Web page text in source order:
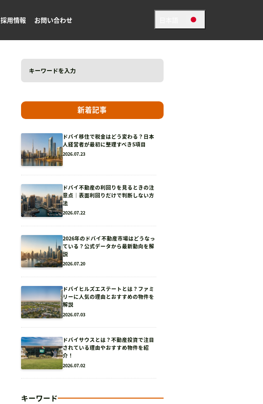
採用情報 お問い合わせ
Search
新着記事
ドバイ移住で税金はどう変わる？日本
人経営者が最初に整理すべき5項目
2026.07.23
ドバイ不動産の利回りを見るときの注
意点｜表面利回りだけで判断しない方
法
2026.07.22
2026年のドバイ不動産市場はどうなっ
ている？公式データから最新動向を解
説
2026.07.20
ドバイヒルズエステートとは？ファミ
リーに人気の理由とおすすめの物件を
解説
2026.07.03
ドバイサウスとは？不動産投資で注目
されている理由やおすすめ物件を紹
介！
2026.07.02
キーワード